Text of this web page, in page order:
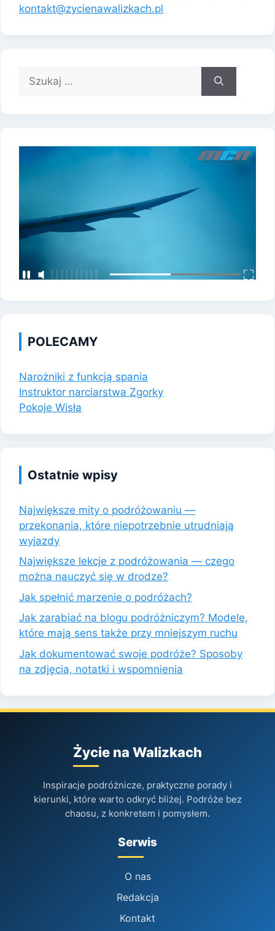
kontakt@zycienawalizkach.pl
POLECAMY
Narożniki z funkcją spania
Instruktor narciarstwa Zgorky
Pokoje Wisła
Ostatnie wpisy
Największe mity o podróżowaniu —
przekonania, które niepotrzebnie utrudniają
wyjazdy
Największe lekcje z podróżowania — czego
można nauczyć się w drodze?
Jak spełnić marzenie o podróżach?
Jak zarabiać na blogu podróżniczym? Modele,
które mają sens także przy mniejszym ruchu
Jak dokumentować swoje podróże? Sposoby
na zdjęcia, notatki i wspomnienia
Życie na Walizkach
Inspiracje podróżnicze, praktyczne porady i
kierunki, które warto odkryć bliżej. Podróże bez
chaosu, z konkretem i pomysłem.
Serwis
O nas
Redakcja
Kontakt